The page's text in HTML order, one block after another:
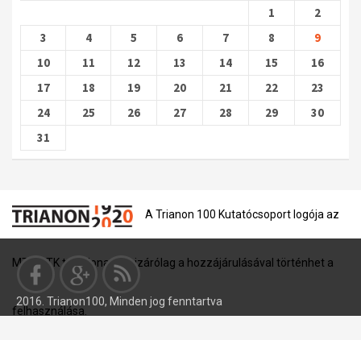
1
2
3
4 5 6 7 8
9
10
11 12 13 14 15
16
17
18 19 20 21 22
23
24
25 26 27 28 29
30
31
A Trianon 100 Kutatócsoport logója az
MTA BTK tulajdona, és kizárólag a hozzájárulásával történhet a
felhasználása.
2016. Trianon100, Minden jog fenntartva